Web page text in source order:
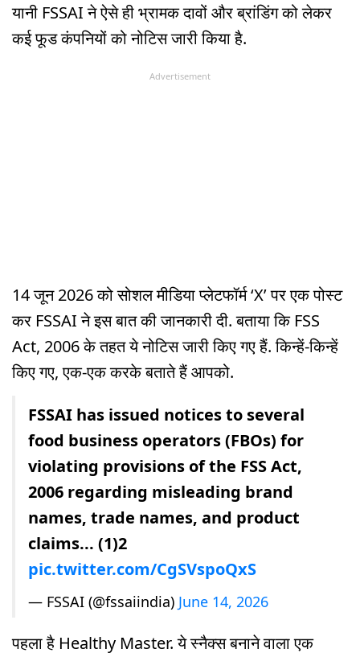
यानी FSSAI ने ऐसे ही भ्रामक दावों और ब्रांडिंग को लेकर
कई फूड कंपनियों को नोटिस जारी किया है.
Advertisement
14 जून 2026 को सोशल मीडिया प्लेटफॉर्म ‘X’ पर एक पोस्ट
कर FSSAI ने इस बात की जानकारी दी. बताया कि FSS
Act, 2006 के तहत ये नोटिस जारी किए गए हैं. किन्हें-किन्हें
किए गए, एक-एक करके बताते हैं आपको.
FSSAI has issued notices to several
food business operators (FBOs) for
violating provisions of the FSS Act,
2006 regarding misleading brand
names, trade names, and product
claims... (1)2
pic.twitter.com/CgSVspoQxS
— FSSAI (@fssaiindia) June 14, 2026
पहला है Healthy Master. ये स्नैक्स बनाने वाला एक